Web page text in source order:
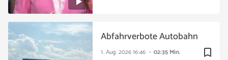
bookmark_border
1. Aug. 202616:46 02:35 Min.
Abfahrverbote Autobahn